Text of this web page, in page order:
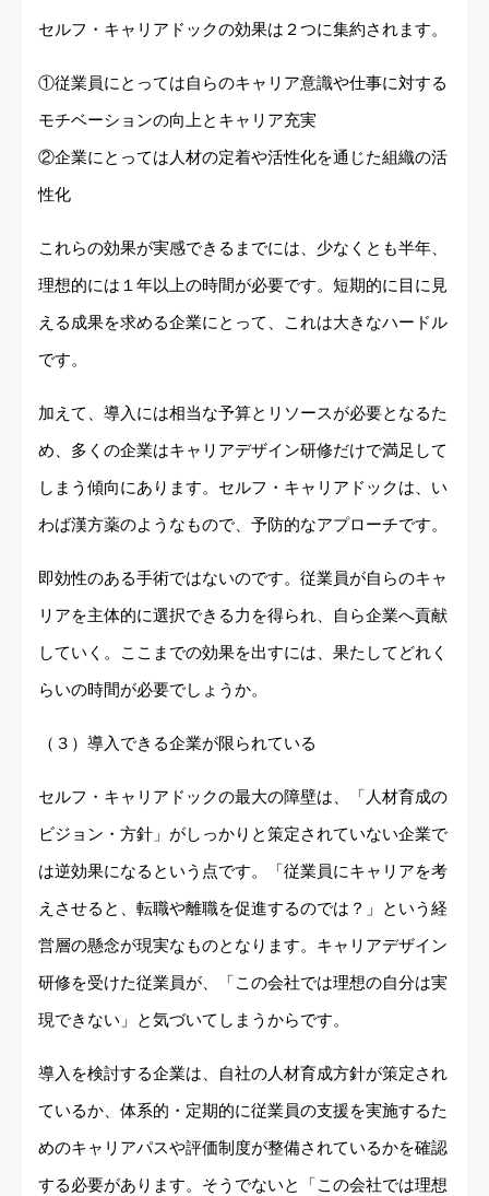
セルフ・キャリアドックの効果は２つに集約されます。
①従業員にとっては自らのキャリア意識や仕事に対する
モチベーションの向上とキャリア充実
②企業にとっては人材の定着や活性化を通じた組織の活
性化
これらの効果が実感できるまでには、少なくとも半年、
理想的には１年以上の時間が必要です。短期的に目に見
える成果を求める企業にとって、これは大きなハードル
です。
加えて、導入には相当な予算とリソースが必要となるた
め、多くの企業はキャリアデザイン研修だけで満足して
しまう傾向にあります。セルフ・キャリアドックは、い
わば漢方薬のようなもので、予防的なアプローチです。
即効性のある手術ではないのです。従業員が自らのキャ
リアを主体的に選択できる力を得られ、自ら企業へ貢献
していく。ここまでの効果を出すには、果たしてどれく
らいの時間が必要でしょうか。
（３）導入できる企業が限られている
セルフ・キャリアドックの最大の障壁は、「人材育成の
ビジョン・方針」がしっかりと策定されていない企業で
は逆効果になるという点です。「従業員にキャリアを考
えさせると、転職や離職を促進するのでは？」という経
営層の懸念が現実なものとなります。キャリアデザイン
研修を受けた従業員が、「この会社では理想の自分は実
現できない」と気づいてしまうからです。
導入を検討する企業は、自社の人材育成方針が策定され
ているか、体系的・定期的に従業員の支援を実施するた
めのキャリアパスや評価制度が整備されているかを確認
する必要があります。そうでないと「この会社では理想